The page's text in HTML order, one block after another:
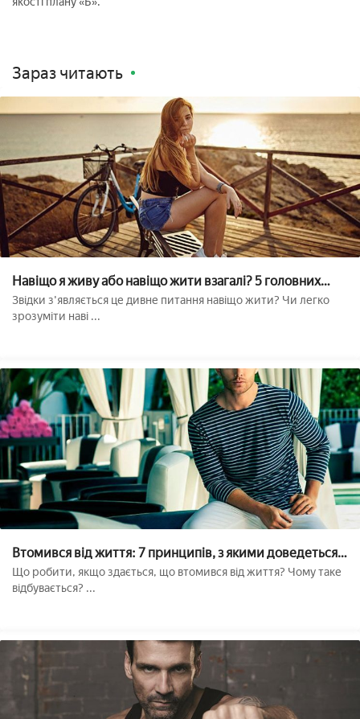
Зараз читають
Навіщо я живу або навіщо жити взагалі? 5 головних
питань
Звідки з'являється це дивне питання навіщо жити? Чи легко
зрозуміти наві ...
Втомився від життя: 7 принципів, з якими доведеться
розпрощатися
Що робити, якщо здається, що втомився від життя? Чому таке
відбувається? ...